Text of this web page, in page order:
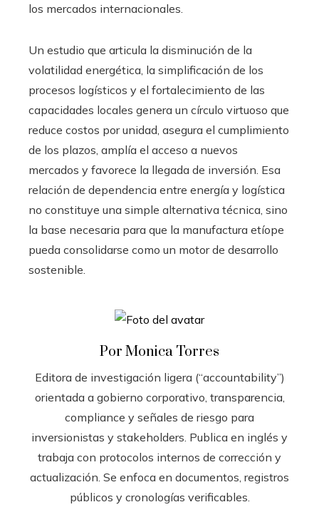
los mercados internacionales.
Un estudio que articula la disminución de la
volatilidad energética, la simplificación de los
procesos logísticos y el fortalecimiento de las
capacidades locales genera un círculo virtuoso que
reduce costos por unidad, asegura el cumplimiento
de los plazos, amplía el acceso a nuevos
mercados y favorece la llegada de inversión. Esa
relación de dependencia entre energía y logística
no constituye una simple alternativa técnica, sino
la base necesaria para que la manufactura etíope
pueda consolidarse como un motor de desarrollo
sostenible.
Por Monica Torres
Editora de investigación ligera (“accountability”)
orientada a gobierno corporativo, transparencia,
compliance y señales de riesgo para
inversionistas y stakeholders. Publica en inglés y
trabaja con protocolos internos de corrección y
actualización. Se enfoca en documentos, registros
públicos y cronologías verificables.